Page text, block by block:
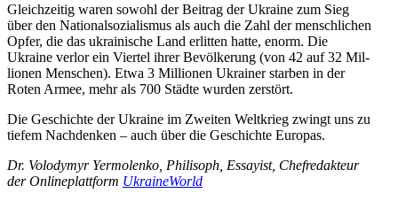
Gleich­zei­tig waren sowohl der Beitrag der Ukraine zum Sieg
über den Natio­nal­so­zia­lis­mus als auch die Zahl der mensch­li­chen
Opfer, die das ukrai­ni­sche Land erlit­ten hatte, enorm. Die
Ukraine verlor ein Viertel ihrer Bevöl­ke­rung (von 42 auf 32 Mil­
lio­nen Men­schen). Etwa 3 Mil­lio­nen Ukrai­ner starben in der
Roten Armee, mehr als 700 Städte wurden zerstört.
Die Geschichte der Ukraine im Zweiten Welt­krieg zwingt uns zu
tiefem Nach­den­ken – auch über die Geschichte Europas.
Dr. Volo­dymyr Yer­mo­lenko, Phi­lisoph, Essay­ist, Chef­re­dak­teur
der Online­platt­form Ukrai­ne­World